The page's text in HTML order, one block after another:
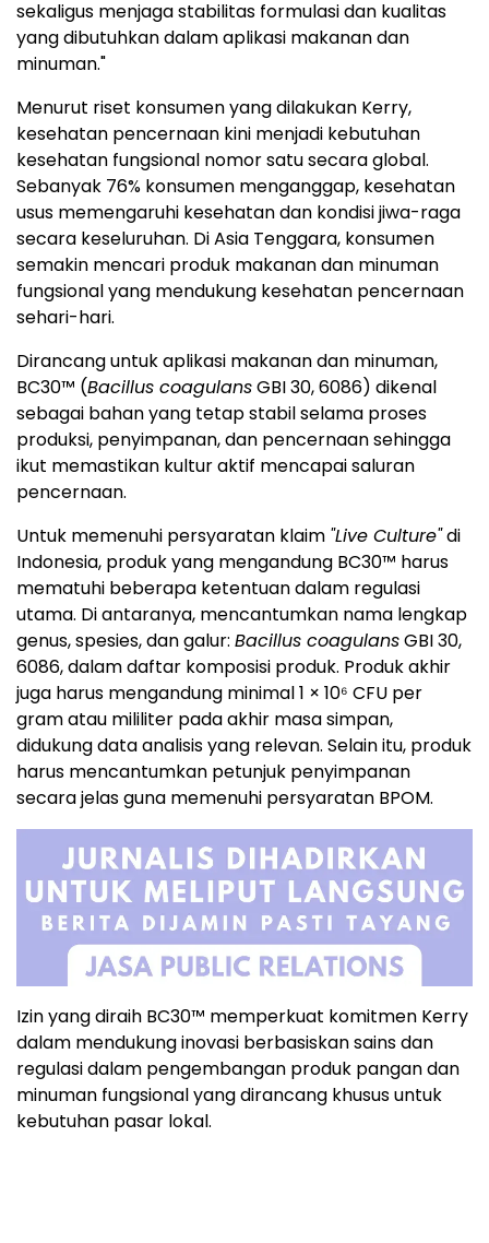
sekaligus menjaga stabilitas formulasi dan kualitas
yang dibutuhkan dalam aplikasi makanan dan
minuman."
Menurut riset konsumen yang dilakukan Kerry,
kesehatan pencernaan kini menjadi kebutuhan
kesehatan fungsional nomor satu secara global.
Sebanyak 76% konsumen menganggap, kesehatan
usus memengaruhi kesehatan dan kondisi jiwa-raga
secara keseluruhan. Di Asia Tenggara, konsumen
semakin mencari produk makanan dan minuman
fungsional yang mendukung kesehatan pencernaan
sehari-hari.
Dirancang untuk aplikasi makanan dan minuman,
BC30™ (Bacillus coagulansGBI 30, 6086) dikenal
sebagai bahan yang tetap stabil selama proses
produksi, penyimpanan, dan pencernaan sehingga
ikut memastikan kultur aktif mencapai saluran
pencernaan.
Untuk memenuhi persyaratan klaim "Live Culture"di
Indonesia, produk yang mengandung BC30™ harus
mematuhi beberapa ketentuan dalam regulasi
utama. Di antaranya, mencantumkan nama lengkap
genus, spesies, dan galur: Bacillus coagulansGBI 30,
6086, dalam daftar komposisi produk. Produk akhir
juga harus mengandung minimal 1 × 10⁶ CFU per
gram atau mililiter pada akhir masa simpan,
didukung data analisis yang relevan. Selain itu, produk
harus mencantumkan petunjuk penyimpanan
secara jelas guna memenuhi persyaratan BPOM.
Izin yang diraih BC30™ memperkuat komitmen Kerry
dalam mendukung inovasi berbasiskan sains dan
regulasi dalam pengembangan produk pangan dan
minuman fungsional yang dirancang khusus untuk
kebutuhan pasar lokal.